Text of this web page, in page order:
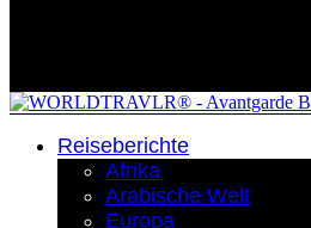
Reiseberichte
Afrika
Arabische Welt
Europa